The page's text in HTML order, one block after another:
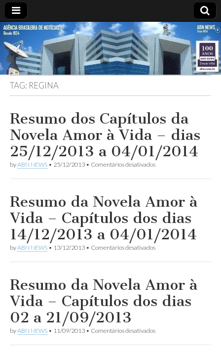
ABN
AGÊNCIA
BRASILEIRA
DE
NOTÍCIAS
DESDE
1924
TAG: REGINA
Resumo dos Capítulos da
Novela Amor à Vida – dias
25/12/2013 a 04/01/2014
byABN NEWS • 25/12/2013 • Comentários desativadosem
dos
Novela
Amor
à
Vida
–
dias
25/12/2013
Resumo da Novela Amor à
Vida – Capítulos dos dias
14/12/2013 a 04/01/2014
byABN NEWS • 13/12/2013 • Comentários desativadosem
da
–
14/12/2013
Resumo da Novela Amor à
Vida – Capítulos dos dias
02 a 21/09/2013
byABN NEWS • 11/09/2013 • Comentários desativadosem
da